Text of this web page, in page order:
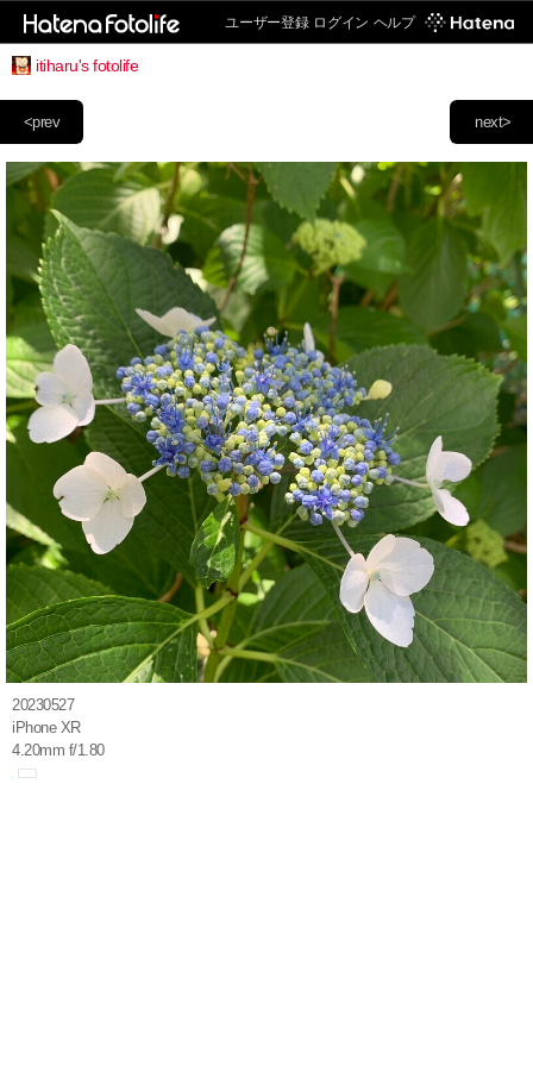
ユーザー登録 ログイン ヘルプ
itiharu's fotolife
next>
<prev
20230527
iPhone XR
4.20mm f/1.80